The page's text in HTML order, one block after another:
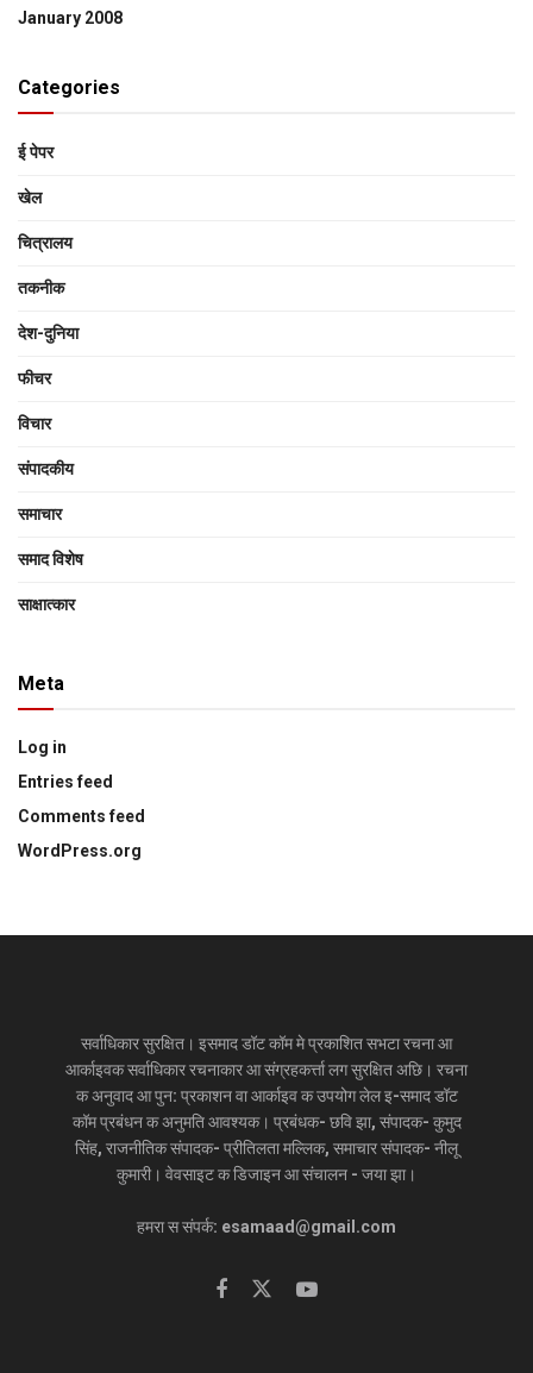
January 2008
Categories
ई पेपर
खेल
चित्रालय
तकनीक
देश-दुनिया
फीचर
विचार
संपादकीय
समाचार
समाद विशेष
साक्षात्‍कार
Meta
Log in
Entries feed
Comments feed
WordPress.org
सर्वाधिकार सुरक्षित। इसमाद डॉट कॉम मे प्रकाशित सभटा रचना आ
आर्काइवक सर्वाधिकार रचनाकार आ संग्रहकर्त्ता लग सुरक्षित अछि। रचना
क अनुवाद आ पुन: प्रकाशन वा आर्काइव क उपयोग लेल इ-समाद डॉट
कॉम प्रबंधन क अनुमति आवश्यक। प्रबंधक- छवि झा, संपादक- कुमुद
सिंह, राजनीतिक संपादक- प्रीतिलता मल्लिक, समाचार संपादक- नीलू
कुमारी। वेवसाइट क डिजाइन आ संचालन - जया झा।
हमरा स संपर्क: esamaad@gmail.com